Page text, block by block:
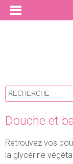
Douche et
Retrouvez vos
la glycérine